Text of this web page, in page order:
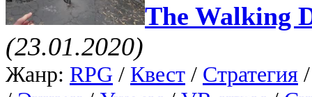
The Walking
(23.01.2020)
Жанр: RPG / Квест / Стратегия